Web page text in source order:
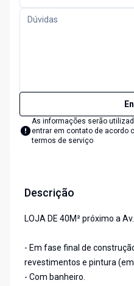
As informações serão
entrar em contato de acordo
termos de serviço
Descrição
LOJA DE 40M² próximo a
- Em fase final de
revestimentos e pintura
- Com banheiro.